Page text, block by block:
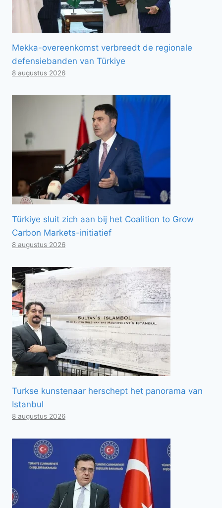
Mekka-overeenkomst verbreedt de regionale
defensiebanden van Türkiye
8 augustus 2026
Türkiye sluit zich aan bij het Coalition to Grow
Carbon Markets-initiatief
8 augustus 2026
Turkse kunstenaar herschept het panorama van
Istanbul
8 augustus 2026